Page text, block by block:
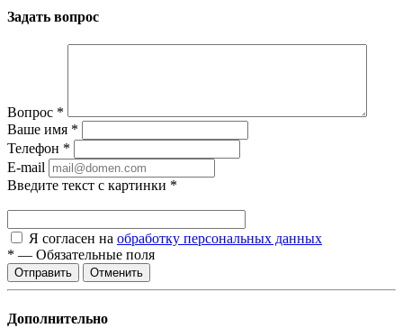
Задать вопрос
Вопрос *
Ваше имя *
Телефон *
E-mail
Введите текст с картинки *
Я согласен на обработку персональных данных
* — Обязательные поля
Отменить
Дополнительно